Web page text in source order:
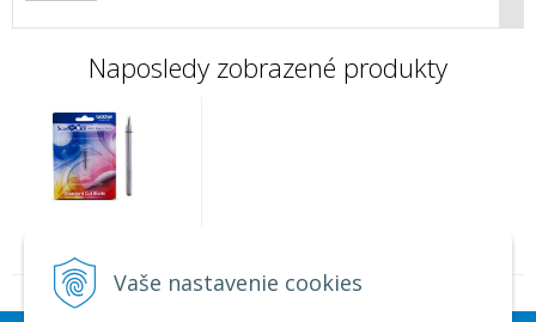
Vaše nastavenie cookies
Naposledy zobrazené produkty
Štandardný rezací nôž